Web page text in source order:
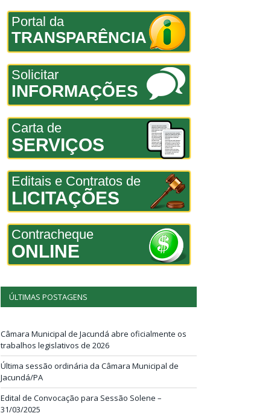
Portal da
TRANSPARÊNCIA
Solicitar
INFORMAÇÕES
Carta de
SERVIÇOS
Editais e Contratos de
LICITAÇÕES
Contracheque
ONLINE
ÚLTIMAS POSTAGENS
Câmara Municipal de Jacundá abre oficialmente os
trabalhos legislativos de 2026
Última sessão ordinária da Câmara Municipal de
Jacundá/PA
Edital de Convocação para Sessão Solene –
31/03/2025